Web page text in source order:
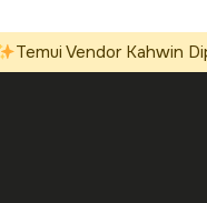
Temui Vendor Kahwin